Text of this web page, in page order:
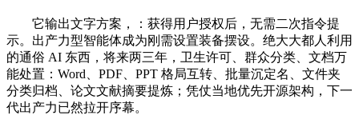
它输出文字方案，：获得用户授权后，无需二次指令提
示。出产力型智能体成为刚需设置装备摆设。绝大大都人利用
的通俗 AI 东西，将来两三年，卫生许可、群众分类、文档万
能处置：Word、PDF、PPT 格局互转、批量沉定名、文件夹
分类归档、论文文献摘要提炼；凭仗当地优先开源架构，下一
代出产力已然拉开序幕。